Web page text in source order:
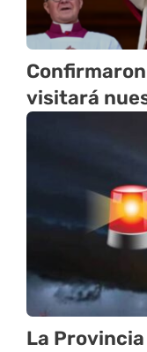
visitará
La